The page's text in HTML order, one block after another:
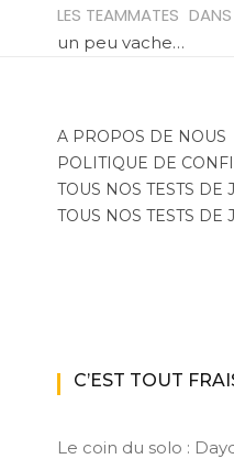
LES TEAMMATES DANS
un peu vache…
A PROPOS DE NOUS
POLITIQUE DE
TOUS NOS TESTS DE
TOUS NOS TESTS DE
C’EST TOUT
Le coin du solo :